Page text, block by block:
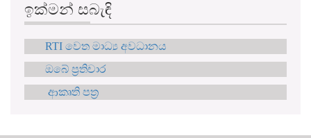
ඉක්මන් සබැඳි
RTI වෙත මාධ්‍ය අවධානය
ඔබේ ප්‍රතිචාර
ආකෘති පත්‍ර